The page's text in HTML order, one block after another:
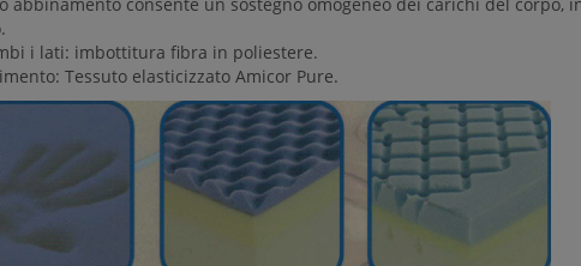
i lati: imbottitura fibra in poliestere.
Tessuto elasticizzato Amicor Pure.